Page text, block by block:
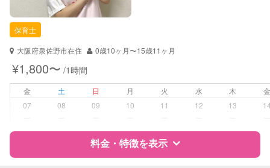
保育士
対応可能/特徴
送迎サポート
病児対応 病児、病後児、ともに不可
音楽レッスン
絵・工作レッスン
保育士
大阪府泉佐野市在住
0歳10ヶ月〜15歳11ヶ月
¥1,800〜 /1時間
金 土 日 月 火 水 木
07
08 09 10 11 12 13
料金・特徴を表示